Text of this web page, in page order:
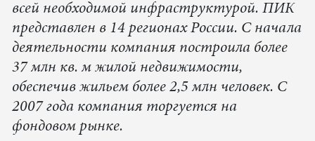
всей необходимой инфраструктурой. ПИК
представлен в 14 регионах России. С начала
деятельности компания построила более
37 млн кв. м жилой недвижимости,
обеспечив жильем более 2,5 млн человек. С
2007 года компания торгуется на
фондовом рынке.